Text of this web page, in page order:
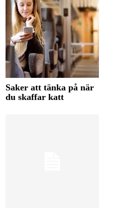
Saker att tänka på när
du skaffar katt